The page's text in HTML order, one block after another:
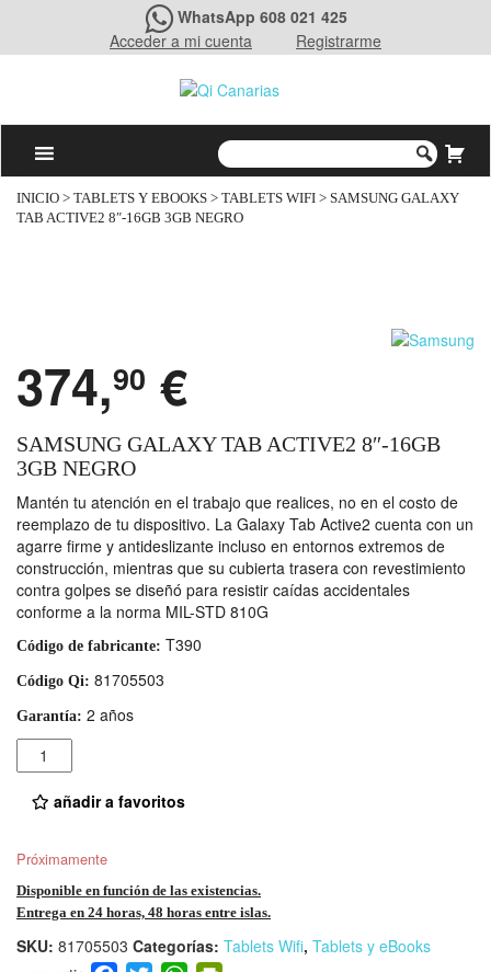
WhatsApp 608 021 425
Acceder a mi cuenta
Registrarme
INICIO > TABLETS Y EBOOKS > TABLETS WIFI > SAMSUNG GALAXY
TAB ACTIVE2 8″-16GB 3GB NEGRO
374,90 €
SAMSUNG GALAXY TAB ACTIVE2 8″-16GB
3GB NEGRO
Mantén tu atención en el trabajo que realices, no en el costo de
reemplazo de tu dispositivo. La Galaxy Tab Active2 cuenta con un
agarre firme y antideslizante incluso en entornos extremos de
construcción, mientras que su cubierta trasera con revestimiento
contra golpes se diseñó para resistir caídas accidentales
conforme a la norma MIL-STD 810G
Código de fabricante: T390
Código Qi: 81705503
Garantía: 2 años
Cantidad
añadir a favoritos
Próximamente
Disponible en función de las existencias.
Entrega en 24 horas, 48 horas entre islas.
SKU: 81705503 Categorías: Tablets Wifi, Tablets y eBooks